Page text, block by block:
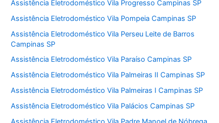
Assistência Eletrodoméstico Vila Progresso Campinas SP
Assistência Eletrodoméstico Vila Pompeia Campinas SP
Assistência Eletrodoméstico Vila Perseu Leite de Barros
Campinas SP
Assistência Eletrodoméstico Vila Paraíso Campinas SP
Assistência Eletrodoméstico Vila Palmeiras II Campinas SP
Assistência Eletrodoméstico Vila Palmeiras I Campinas SP
Assistência Eletrodoméstico Vila Palácios Campinas SP